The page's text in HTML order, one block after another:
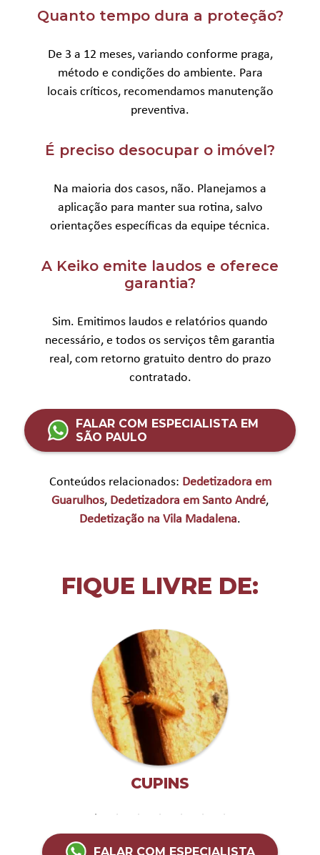
Quanto tempo dura a proteção?
De 3 a 12 meses, variando conforme praga,
método e condições do ambiente. Para
locais críticos, recomendamos manutenção
preventiva.
É preciso desocupar o imóvel?
Na maioria dos casos, não. Planejamos a
aplicação para manter sua rotina, salvo
orientações específicas da equipe técnica.
A Keiko emite laudos e oferece
garantia?
Sim. Emitimos laudos e relatórios quando
necessário, e todos os serviços têm garantia
real, com retorno gratuito dentro do prazo
contratado.
FALAR COM ESPECIALISTA EM
SÃO PAULO
Conteúdos relacionados: Dedetizadora em
Guarulhos, Dedetizadora em Santo André,
Dedetização na Vila Madalena.
FIQUE LIVRE DE:
CUPINS
FALAR COM ESPECIALISTA